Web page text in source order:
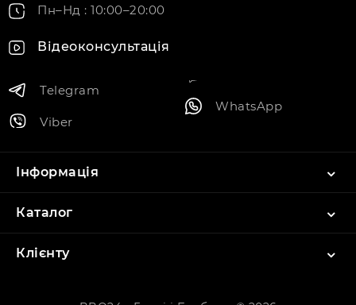
Пн–Нд : 10:00–20:00
Відеоконсультація
Telegram
Viber
WhatsApp
Інформація
Каталог
Клієнту